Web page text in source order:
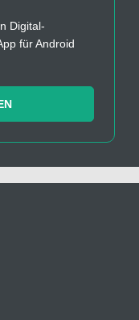
Digital-
für Android